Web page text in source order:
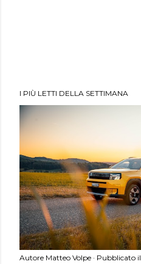
I PIÙ LETTI DELLA SETTIMANA
Autore Matteo Volpe Pubblicato il